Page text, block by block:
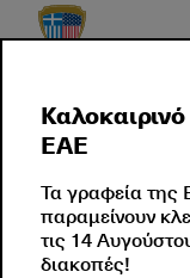
Πολιτισμός στο
ΕΑΕ
Τα γραφεία της
παραμείνουν
τις 14
διακοπές!